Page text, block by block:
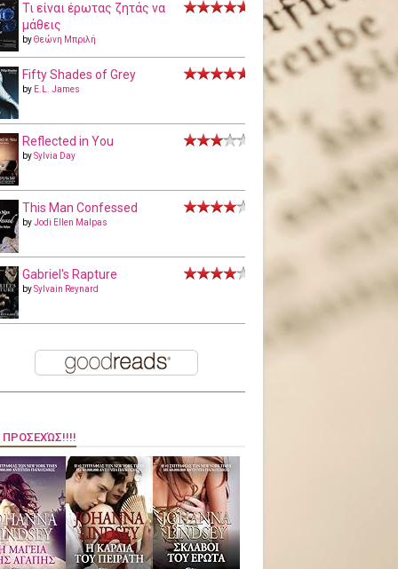
Τι είναι έρωτας ζητάς να
μάθεις
byΘεώνη Μπριλή
Fifty Shades of Grey
by E.L. James
Reflected in You
bySylvia Day
This Man Confessed
byJodi Ellen Malpas
Gabriel's Rapture
bySylvain Reynard
ΠΡΟΣΕΧΏΣ!!!!